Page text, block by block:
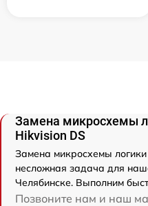
Замена микросхемы
Hikvision DS
Замена микросхемы
несложная задача для
Челябинске. Выполним
Позвоните нам и наш